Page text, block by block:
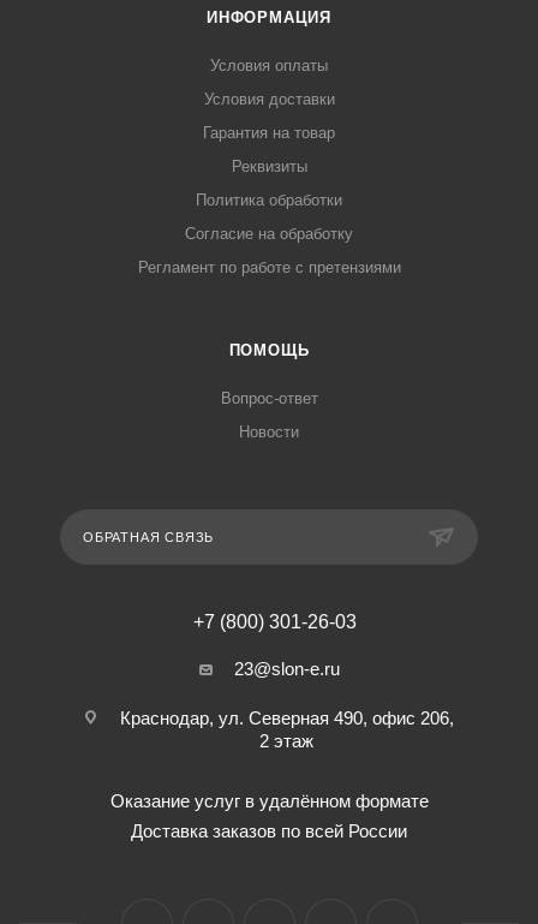
ИНФОРМАЦИЯ
Условия оплаты
Условия доставки
Гарантия на товар
Реквизиты
Политика обработки
Согласие на обработку
Регламент по работе с претензиями
ПОМОЩЬ
Вопрос-ответ
Новости
ОБРАТНАЯ СВЯЗЬ
+7 (800) 301-26-03
23@slon-e.ru
Краснодар, ул. Северная 490, офис 206,
2 этаж
Оказание услуг в удалённом формате
Доставка заказов по всей России